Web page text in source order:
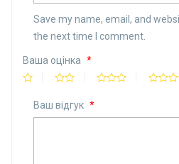
Save my name, email, and
the next time I comment.
Ваша оцінка *
Ваш відгук *